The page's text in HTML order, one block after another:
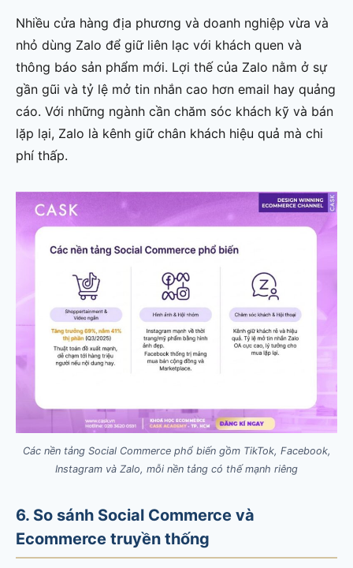
Nhiều cửa hàng địa phương và doanh nghiệp vừa và
nhỏ dùng Zalo để giữ liên lạc với khách quen và
thông báo sản phẩm mới. Lợi thế của Zalo nằm ở sự
gần gũi và tỷ lệ mở tin nhắn cao hơn email hay quảng
cáo. Với những ngành cần chăm sóc khách kỹ và bán
lặp lại, Zalo là kênh giữ chân khách hiệu quả mà chi
phí thấp.
Các nền tảng Social Commerce phổ biến gồm TikTok, Facebook,
Instagram và Zalo, mỗi nền tảng có thế mạnh riêng
6. So sánh Social Commerce và
Ecommerce truyền thống